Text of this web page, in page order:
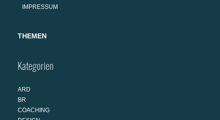
IMPRESSUM
THEMEN
Kategorien
ARD
BR
COACHING